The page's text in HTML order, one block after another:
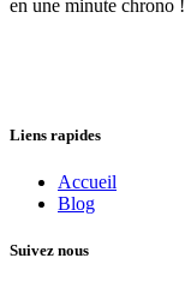
en une minute chrono !
Liens rapides
Accueil
Blog
Suivez nous